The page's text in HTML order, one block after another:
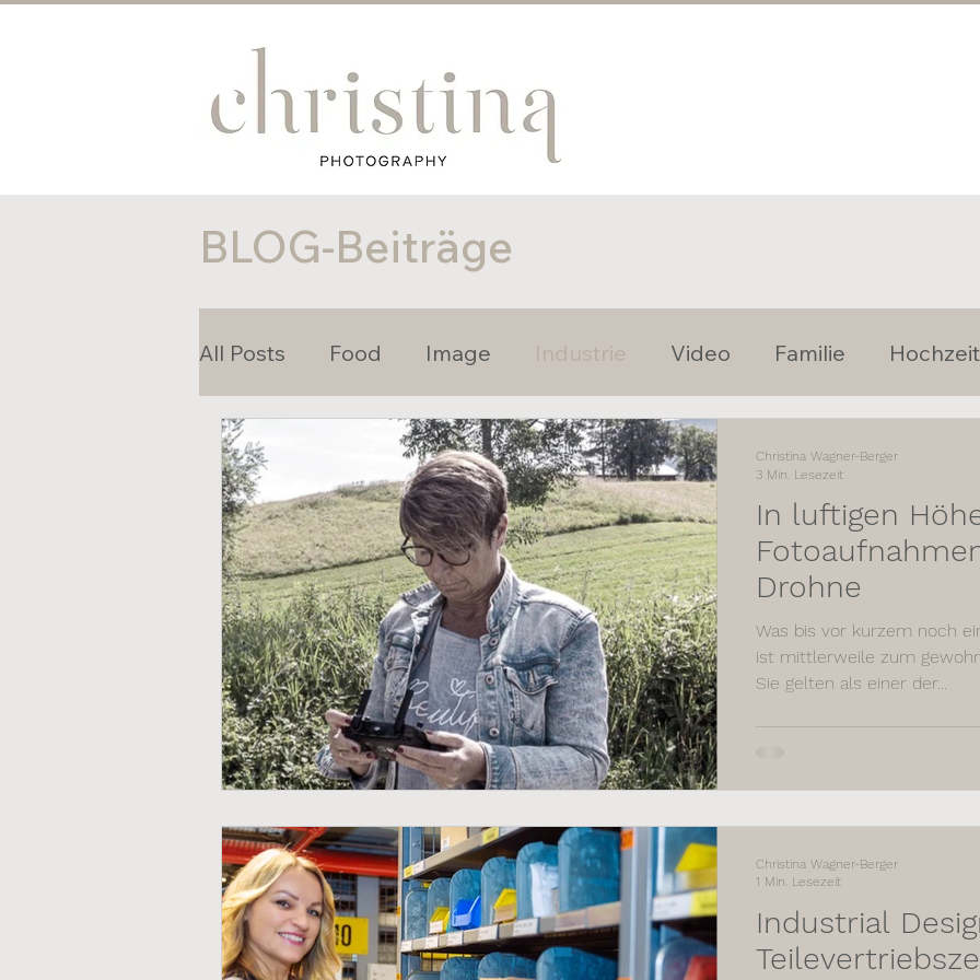
BLOG-Beiträge
All Posts Food Image Industrie Video Familie Hochzeit
Personal Branding Momente Nachhaltigkeit
In luftigen
Drohne
Was bis vor kurzem noch
ist mittlerweile zum
Sie gelten als einer der...
Christina Wagner-Berger
3 Min. Lesezeit
Industrial Design:
Christina Wagner-Berger
1 Min. Lesezeit